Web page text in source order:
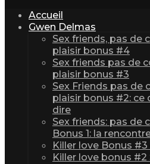
Accueil
Gwen Delmas
Sex friends, pas de
plaisir bonus #4
Sex friends pas de
plaisir bonus #3
Sex Friends pas de
plaisir bonus #2: ce
dire
Sex friends: pas de
Bonus 1: la
Killer love Bonus
Killer love bonus #2